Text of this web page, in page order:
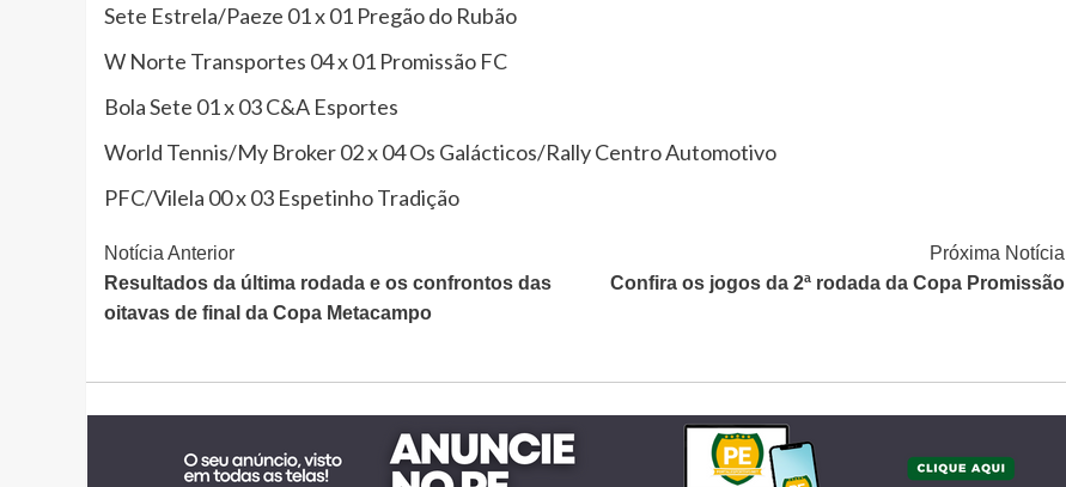
Sete Estrela/Paeze 01 x 01 Pregão do Rubão
W Norte Transportes 04 x 01 Promissão FC
Bola Sete 01 x 03 C&A Esportes
World Tennis/My Broker 02 x 04 Os Galácticos/Rally Centro Automotivo
PFC/Vilela 00 x 03 Espetinho Tradição
Continue
Lendo
Notícia Anterior
Resultados da última rodada e os confrontos das
oitavas de final da Copa Metacampo
Próxima Notícia
Confira os jogos da 2ª rodada da Copa Promissão